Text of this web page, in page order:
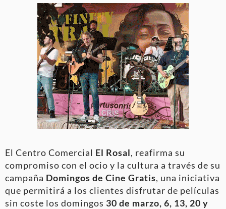
El Centro Comercial El Rosal, reafirma su
compromiso con el ocio y la cultura a través de su
campaña Domingos de Cine Gratis, una iniciativa
que permitirá a los clientes disfrutar de películas
sin coste los domingos 30 de marzo, 6, 13, 20 y